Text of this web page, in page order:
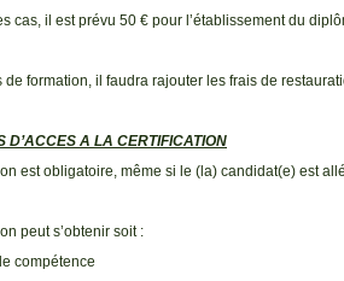
cas, il est prévu 50 € pour l’établissement du
de formation, il faudra rajouter les frais de
D’ACCES A LA CERTIFICATION
est obligatoire, même si le (la) candidat(e) est
peut s’obtenir soit :
compétence